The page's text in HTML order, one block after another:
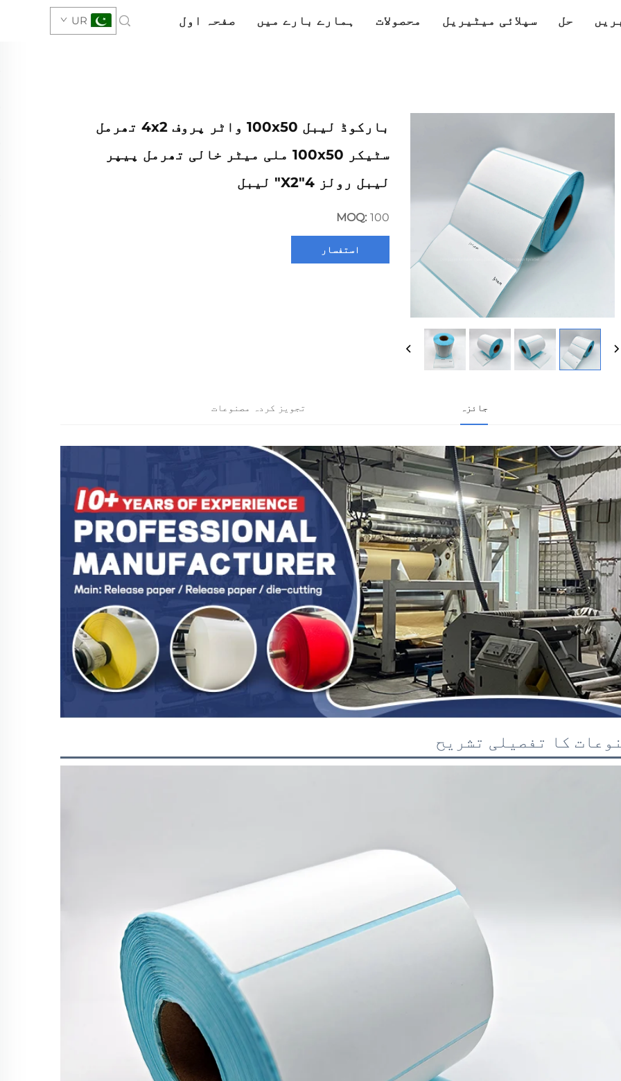
صفحہ اول ہمارے بارے میں محصولات سپلائی میٹیریل حل UR
بارکوڈ لیبل 100x50 واٹر پروف 4x2 تھرمل
سٹیکر 100x50 ملی میٹر خالی تھرمل پیپر
لیبل رولز 4"X2" لیبل
MOQ: 100
استفسار
جائزہ تجویز کردہ مصنوعات
کا تفصیلی تشریح